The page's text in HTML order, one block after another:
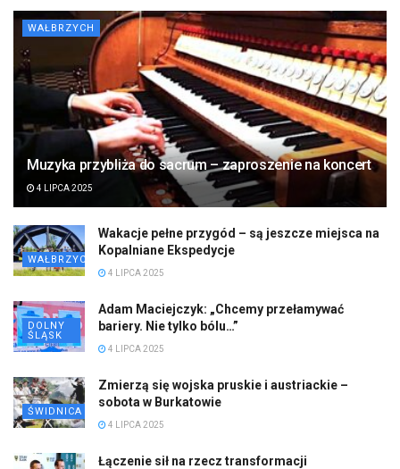
WAŁBRZYCH
Muzyka przybliża do sacrum – zaproszenie na koncert
4 LIPCA 2025
WAŁBRZYCH
Wakacje pełne przygód – są jeszcze miejsca na
Kopalniane Ekspedycje
4 LIPCA 2025
DOLNY
ŚLĄSK
Adam Maciejczyk: „Chcemy przełamywać
bariery. Nie tylko bólu…”
4 LIPCA 2025
ŚWIDNICA
Zmierzą się wojska pruskie i austriackie –
sobota w Burkatowie
4 LIPCA 2025
Łączenie sił na rzecz transformacji